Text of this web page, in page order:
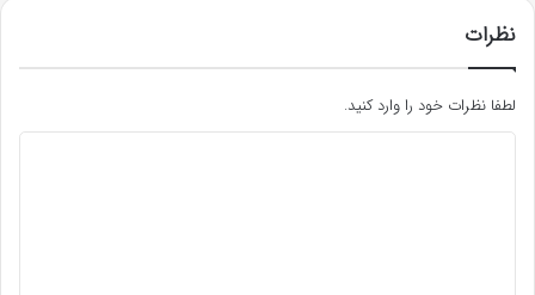
نظرات
لطفا نظرات خود را وارد کنید.